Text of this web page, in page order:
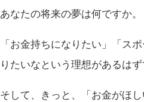
あなたの将来の夢は何ですか。
「お金持ちになりたい」「ス
りたいなという理想があるはず
そして、きっと、「お金がほ